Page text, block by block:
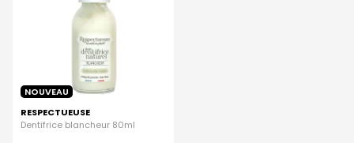
NOUVEAU
RESPECTUEUSE
Dentifrice blancheur 80ml